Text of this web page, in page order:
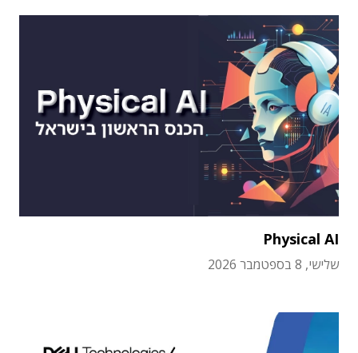
Physical AI
שלישי, 8 בספטמבר 2026